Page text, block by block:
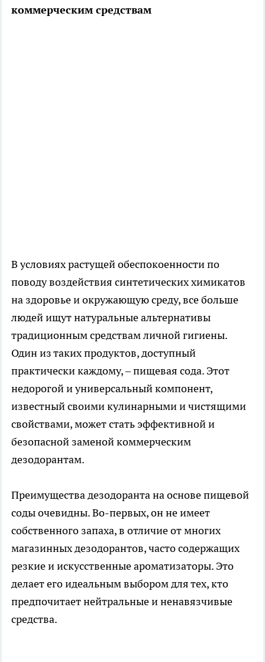
коммерческим средствам
В условиях растущей обеспокоенности по
поводу воздействия синтетических химикатов
на здоровье и окружающую среду, все больше
людей ищут натуральные альтернативы
традиционным средствам личной гигиены.
Один из таких продуктов, доступный
практически каждому, – пищевая сода. Этот
недорогой и универсальный компонент,
известный своими кулинарными и чистящими
свойствами, может стать эффективной и
безопасной заменой коммерческим
дезодорантам.
Преимущества дезодоранта на основе пищевой
соды очевидны. Во-первых, он не имеет
собственного запаха, в отличие от многих
магазинных дезодорантов, часто содержащих
резкие и искусственные ароматизаторы. Это
делает его идеальным выбором для тех, кто
предпочитает нейтральные и ненавязчивые
средства.